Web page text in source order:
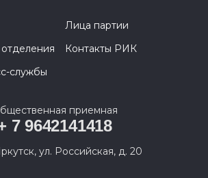
Лица партии
Контакты РИК
службы
приемная
7 9642141418
ул. Российская, д. 20